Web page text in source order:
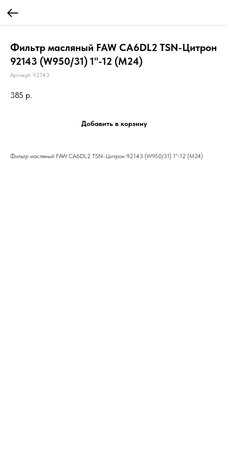
Фильтр масляный FAW CA6DL2 TSN-Цитрон
92143 (W950/31) 1"-12 (М24)
Артикул: 92143
385 р.
Добавить в корзину
Фильтр масляный FAW CA6DL2 TSN-Цитрон 92143 (W950/31) 1"-12 (М24)